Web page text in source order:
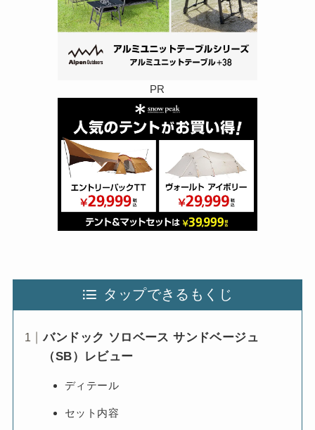
PR
タップできるもくじ
バンドック ソロベース サンドベージュ
（SB）レビュー
ディテール
セット内容